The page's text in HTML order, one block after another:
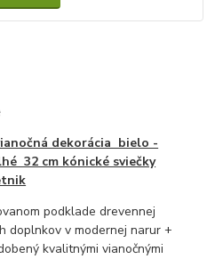
dekorácia bielo -
32 cm kónické sviečky
podklade drevennej
doplnkov v modernej narur +
kvalitnými vianočnými